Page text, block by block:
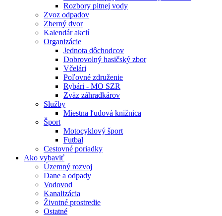
Rozbory pitnej vody
Zvoz odpadov
Zberný dvor
Kalendár akcií
Organizácie
Jednota dôchodcov
Dobrovolný hasičský zbor
Včelári
Poľovné združenie
Rybári - MO SZR
Zväz záhradkárov
Služby
Miestna ľudová knižnica
Šport
Motocyklový šport
Futbal
Cestovné poriadky
Ako vybaviť
Územný rozvoj
Dane a odpady
Vodovod
Kanalizácia
Životné prostredie
Ostatné